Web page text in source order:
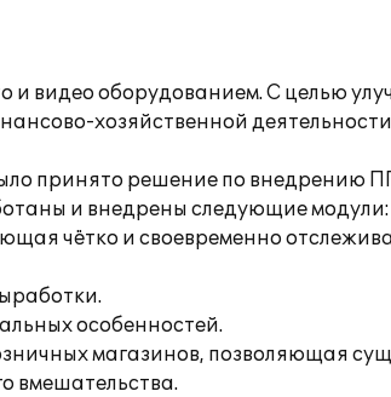
видео оборудованием. С целью
хозяйственной
принято решение по внедрению
и внедрены следующие модули:
чётко и своевременно
особенностей.
магазинов, позволяющая
вмешательства.